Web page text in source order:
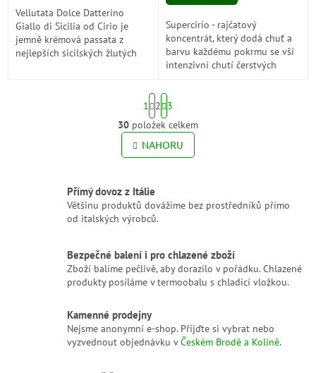
Vellutata Dolce Datterino
Giallo di Sicilia od Cirio je
jemně krémová passata z
nejlepších sicilských žlutých
Supercirio - rajčatový
koncentrát, který dodá chuť a
barvu každému pokrmu se vší
intenzivní chutí čerstvých
O
v
l
a
c
í
r
v
k
p
i
S
t
r
á
n
k
n
í
1 2
3
30 položek celkem
NAHORU
Přímý dovoz z Itálie
Většinu produktů dovážíme bez prostředníků přímo
od italských výrobců.
Bezpečné balení i pro chlazené zboží
Zboží balíme pečlivě, aby dorazilo v pořádku. Chlazené
produkty posíláme v termoobalu s chladicí vložkou.
Kamenné prodejny
Nejsme anonymní e-shop. Přijďte si vybrat nebo
vyzvednout objednávku vČeském Brodě a Kolíně.